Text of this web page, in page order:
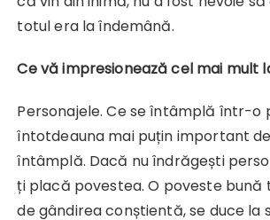
totul era la îndemână.
Ce vă impresionează cel mai mult
Personajele. Ce se întâmplă într-o
întotdeauna mai puțin important
întâmplă. Dacă nu îndrăgești
ți placă povestea. O poveste bună
de gândirea conștientă, se duce la